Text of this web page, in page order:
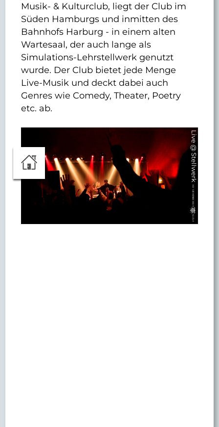
Musik- & Kulturclub, liegt der Club im
Süden Hamburgs und inmitten des
Bahnhofs Harburg - in einem alten
Wartesaal, der auch lange als
Simulations-Lehrstellwerk genutzt
wurde. Der Club bietet jede Menge
Live-Musik und deckt dabei auch
Genres wie Comedy, Theater, Poetry
etc. ab.
Live @ Stellwerk